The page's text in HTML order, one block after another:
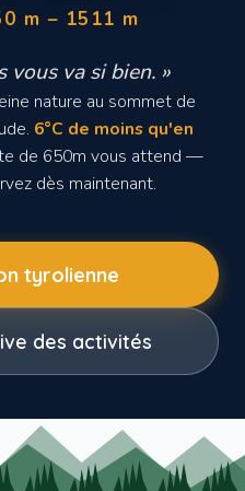
m – 1511 m
vous va si bien. »
nature au sommet de
6°C de moins qu'en
de 650m vous attend —
dès maintenant.
tyrolienne
des activités